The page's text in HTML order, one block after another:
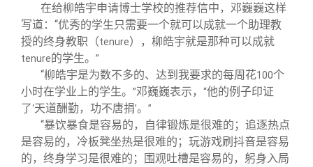
在给柳皓宇申请博士学校的推荐信中，邓巍巍这样
写道：“优秀的学生只需要一个就可以成就一个助理教
授的终身教职（tenure），柳皓宇就是那种可以成就
tenure的学生。 ”
“柳皓宇是为数不多的、达到我要求的每周花100个
小时在学业上的学生。 ”邓巍巍表示， “他的例子印证
了‘天道酬勤，功不唐捐’。 ”
“暴饮暴食是容易的，自律锻炼是很难的；追逐热点
是容易的，冷板凳坐热是很难的；玩游戏刷抖音是容易
的，终身学习是很难的；围观吐槽是容易的，躬身入局